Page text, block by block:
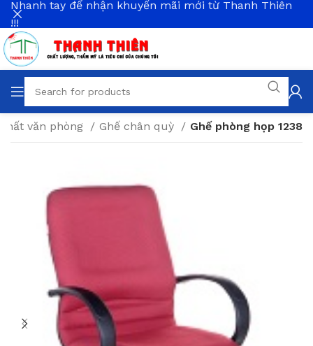
văn phòng Ghế chân quỳ Ghế phòng họp 1238
Nhanh tay để nhận khuyến mãi mới từ Thanh Thiên
!!!